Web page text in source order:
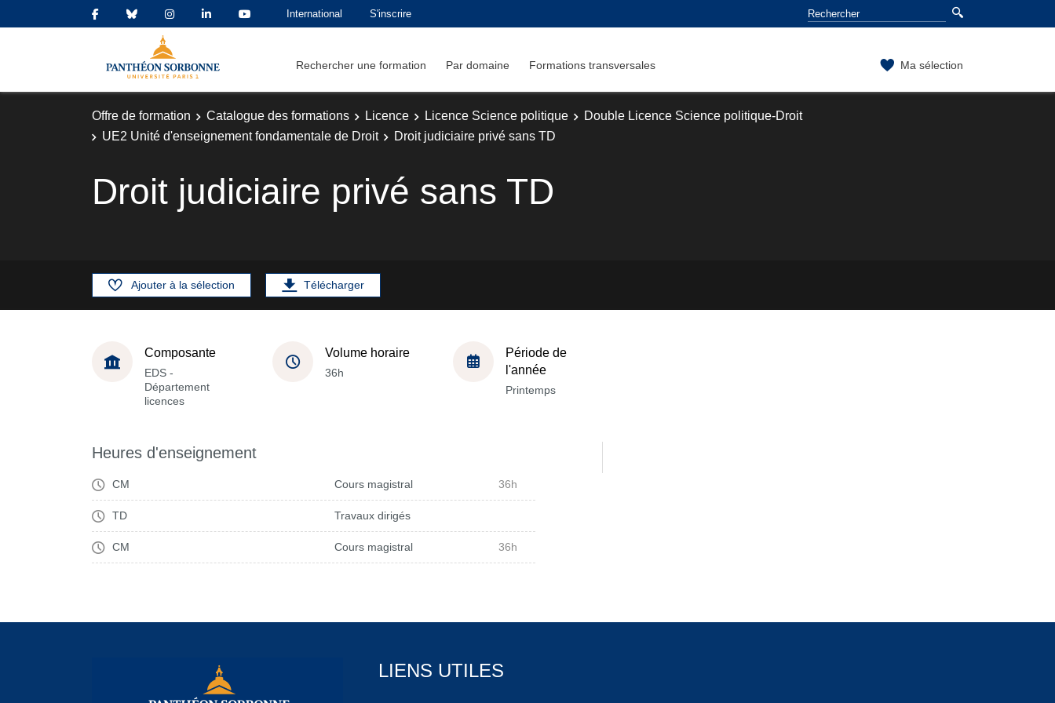
International S'inscrire
Rechercher une formation Par domaine Formations transversales Ma sélection
Offre de formation Catalogue des formations Licence Licence Science politique
Double Licence Science politique-Droit
UE2 Unité d'enseignement fondamentale de Droit
Droit judiciaire privé sans TD
Droit judiciaire privé sans TD
Ajouter à la sélection Télécharger
Composante
EDS -
Département
licences
Volume horaire
36h
Période de
l'année
Printemps
Heures d'enseignement
CM Cours magistral 36h
TD Travaux dirigés
CM Cours magistral 36h
LIENS UTILES